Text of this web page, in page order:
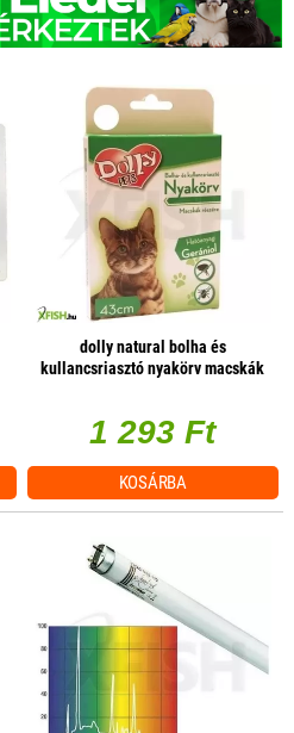
dolly natural bolha és
kullancsriasztó nyakörv macskák
1 293 Ft
KOSÁRBA